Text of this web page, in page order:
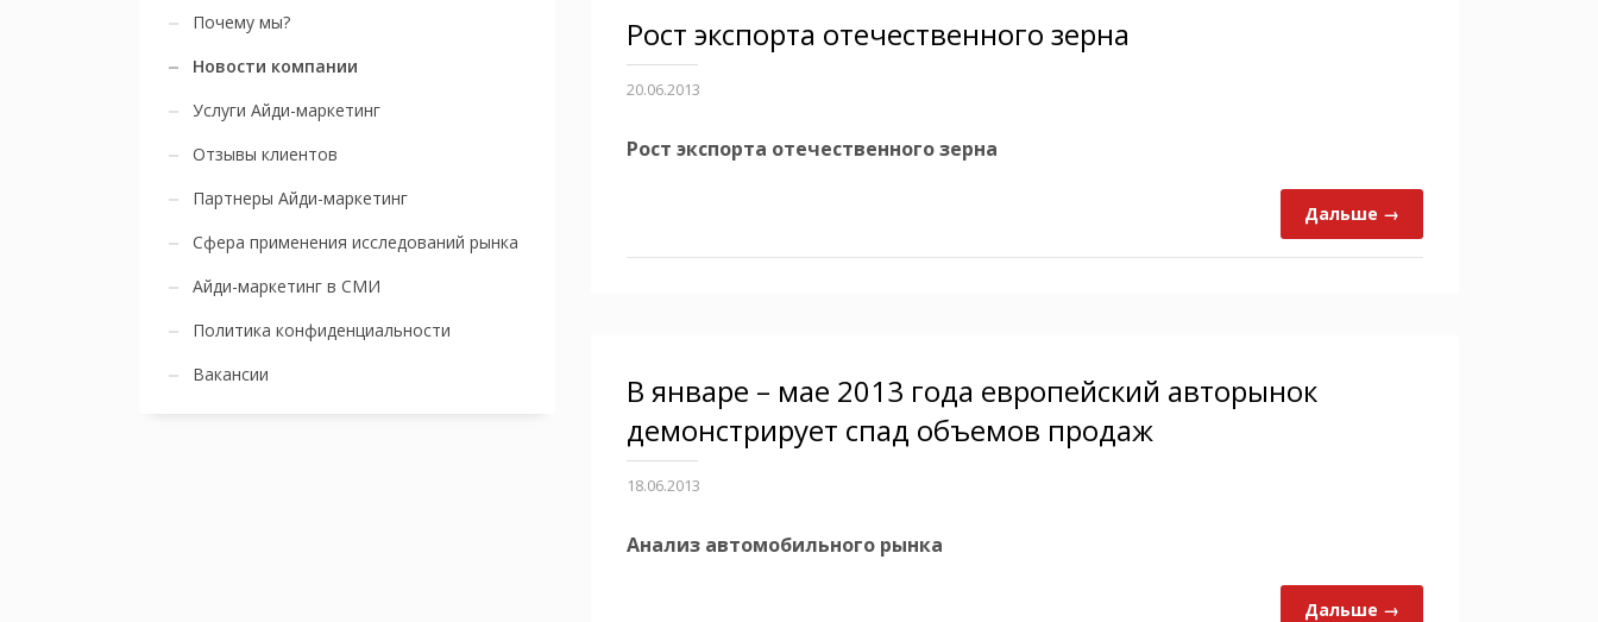
Рост экспорта отечественного зерна
20.06.2013
Рост экспорта отечественного зерна
Дальше →
В январе – мае 2013 года европейский авторынок
демонстрирует спад объемов продаж
18.06.2013
Анализ автомобильного рынка
Дальше →
Почему мы?
Новости компании
Услуги Айди-маркетинг
Отзывы клиентов
Партнеры Айди-маркетинг
Сфера применения исследований рынка
Айди-маркетинг в СМИ
Политика конфиденциальности
Вакансии